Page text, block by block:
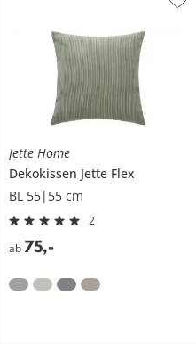
Jette Home
Dekokissen Jette Flex
BL 55|55 cm
2
ab 75,-